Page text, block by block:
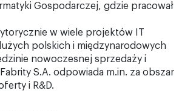
Gospodarczej, gdzie pracował
w wiele projektów IT
polskich i międzynarodowych
nowoczesnej sprzedaży i
S.A. odpowiada m.in. za obszar
i R&D.